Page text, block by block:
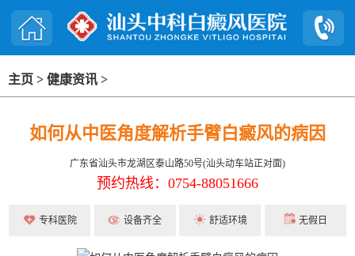
主页 > 健康资讯 >
如何从中医角度解析手臂白癜风的病因
广东省汕头市龙湖区泰山路50号(汕头动车站正对面)
预约热线：0754-88051666
专科医院 设备齐全 舒适环境 无假日